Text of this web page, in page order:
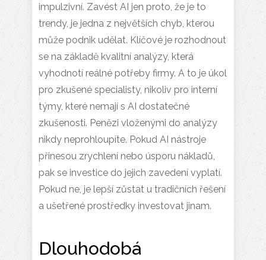
impulzivní. Zavést AI jen proto, že je to
trendy, je jedna z největších chyb, kterou
může podnik udělat. Klíčové je rozhodnout
se na základě kvalitní analýzy, která
vyhodnotí reálné potřeby firmy. A to je úkol
pro zkušené specialisty, nikoliv pro interní
týmy, které nemají s AI dostatečné
zkušenosti. Penězi vloženými do analýzy
nikdy neprohloupíte. Pokud AI nástroje
přinesou zrychlení nebo úsporu nákladů,
pak se investice do jejich zavedení vyplatí.
Pokud ne, je lepší zůstat u tradičních řešení
a ušetřené prostředky investovat jinam.
Dlouhodobá